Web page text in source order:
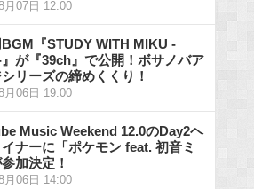
月07日 12:00
『STUDY WITH MIKU -
が『39ch』で公開！ボサノバア
リーズの締めくくり！
月06日 19:00
Music Weekend 12.0のDay2ヘ
ナーに「ポケモン feat. 初音ミ
加決定！
月06日 14:00